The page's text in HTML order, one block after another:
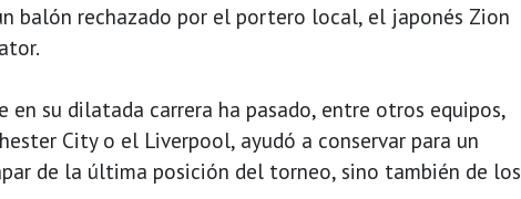
balón rechazado por el portero local, el japonés Zion
en su dilatada carrera ha pasado, entre otros equipos,
City o el Liverpool, ayudó a conservar para un
de la última posición del torneo, sino también de los